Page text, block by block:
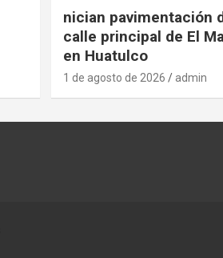
nician pavimentación
calle principal de El
en Huatulco
1 de agosto de 2026 admin